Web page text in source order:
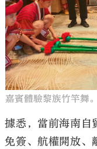
嘉賓體驗黎族竹竿舞。
據悉，當前海南自
免簽、航權開放、